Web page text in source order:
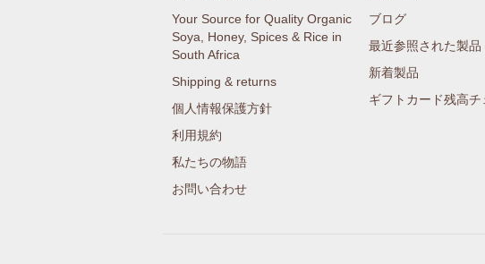
Your Source for Quality Organic
Soya, Honey, Spices & Rice in
South Africa
Shipping & returns
個人情報保護方針
利用規約
私たちの物語
お問い合わせ
ブログ
最近参照された製品
新着製品
ギフトカード残高チ